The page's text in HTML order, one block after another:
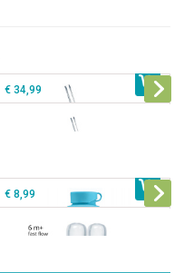
€ 34,99
Pura Sportfles 550 ml + Aqua sleeve
€ 8,99